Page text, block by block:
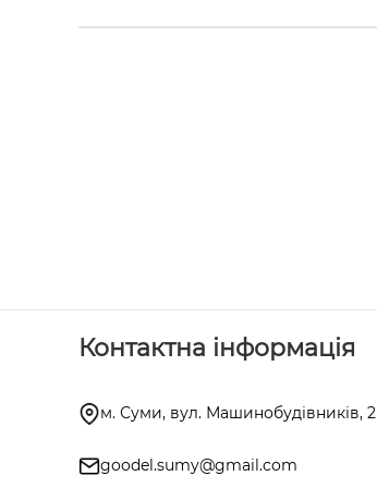
Контактна інформація
м. Суми, вул. Машинобудівників, 2
goodel.sumy@gmail.com